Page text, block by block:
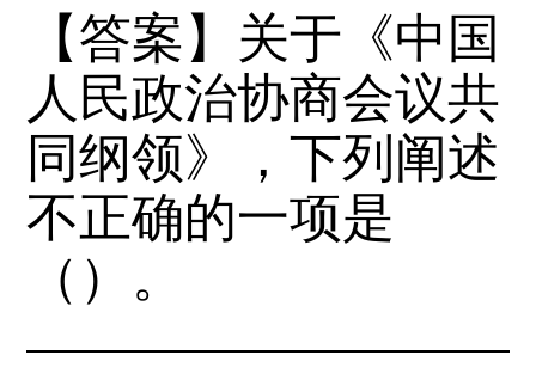
【答案】关于《中国
人民政治协商会议共
同纲领》，下列阐述
不正确的一项是
（）。